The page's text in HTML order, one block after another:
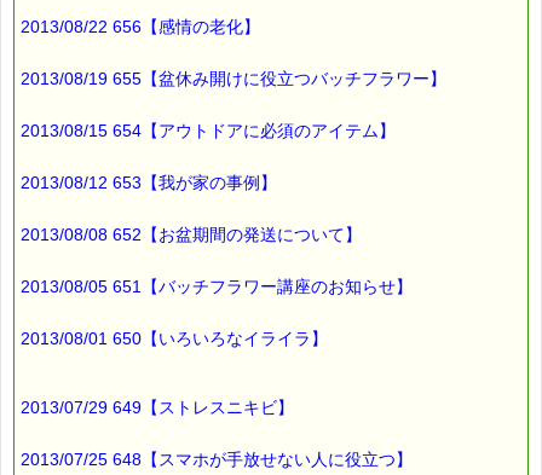
仙台でも交通が乱れました。
子どもが通っている
インフルエンザで
クラスがあります。
受験生の親としては
健康面も心配だし、
天気も気になります (-_-;)
2013/08/22 656【感情の老化】
2013/08/19 655【盆休み開けに役立つバッチフラワー】
2013/08/15 654【アウトドアに必須のアイテム】
2013/08/12 653【我が家の事例】
2013/08/08 652【お盆期間の発送について】
2013/08/05 651【バッチフラワー講座のお知らせ】
2013/08/01 650【いろいろなイライラ】
2013/07/29 649【ストレスニキビ】
2013/07/25 648【スマホが手放せない人に役立つ】